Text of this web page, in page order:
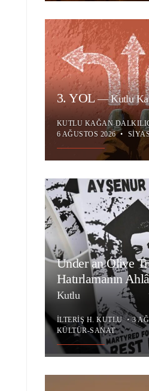
3. YOL—Kutlu
KUTLU KAĞAN
6 AĞUSTOS 2026 •
Under an Olive
Hatırlamanın
Kutlu
İLTERIŞ H. KUTLU • 3
KÜLTÜR-SANAT